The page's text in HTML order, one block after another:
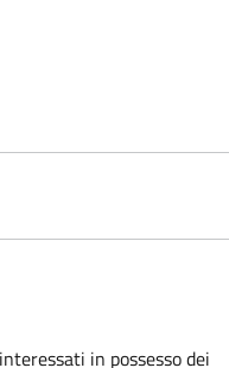
in possesso dei